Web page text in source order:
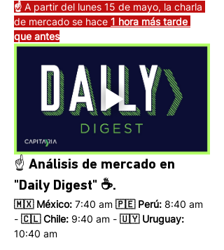
☝️ A partir del lunes 15 de mayo, la charla
de mercado se hace 1 hora más tarde
que antes
☝️ Análisis de mercado en
"Daily Digest" ☕.
🇲🇽 México: 7:40 am 🇵🇪 Perú: 8:40 am
- 🇨🇱 Chile: 9:40 am - 🇺🇾 Uruguay:
10:40 am